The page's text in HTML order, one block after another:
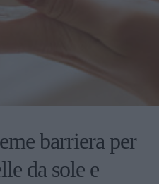
barriera per
da sole e